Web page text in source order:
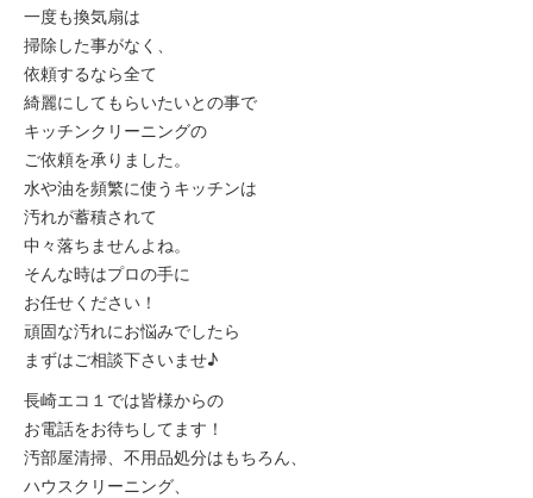
一度も換気扇は
掃除した事がなく、
依頼するなら全て
綺麗にしてもらいたいとの事で
キッチンクリーニングの
ご依頼を承りました。
水や油を頻繁に使うキッチンは
汚れが蓄積されて
中々落ちませんよね。
そんな時はプロの手に
お任せください！
頑固な汚れにお悩みでしたら
まずはご相談下さいませ♪
長崎エコ１では皆様からの
お電話をお待ちしてます！
汚部屋清掃、不用品処分はもちろん、
ハウスクリーニング、